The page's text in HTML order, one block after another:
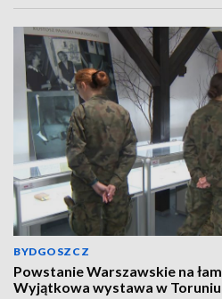
BYDGOSZCZ
Powstanie Warszawskie na
Wyjątkowa wystawa w Toruniu